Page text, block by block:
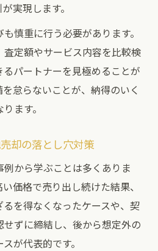
を叶える判断基準とは
率を高める行動ポイント
却を進めるための心得
に進める情報の集め方
実現します。
慎重に行う必要があります。
定額やサービス内容を比較検
パートナーを見極めることが
怠らないことが、納得のいく
ます。
却の落とし穴対策
から学ぶことは多くありま
価格で売り出し続けた結果、
を得なくなったケースや、契
ずに締結し、後から想定外の
が代表的です。